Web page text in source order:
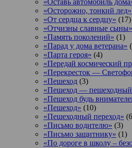
«Осторожно, тонкий лед»
«От сердца к сердцу» (17)
«Отчизны славные сыны»
«Память поколений» (1)
«Парад у дома ветерана»
«Парта героя» (4)
«Передай космический
«Перекресток —
«Пешеход (3)
«Пешеход — пешеходный
«Пешеход будь
«Пешеход» (10)
«Пешеходный переход»
«Письмо водителю» (3)
«Письмо защитнику» (1)
«По дороге в школу –